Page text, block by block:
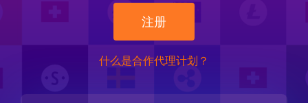
注册
什么是合作代理计划？